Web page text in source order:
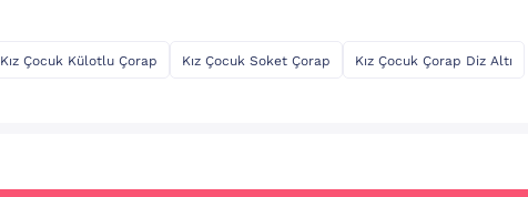
Kız Çocuk Külotlu Çorap Kız Çocuk Soket Çorap Kız Çocuk Çorap Diz Altı